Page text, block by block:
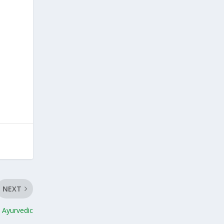
NEXT
Ayurvedic